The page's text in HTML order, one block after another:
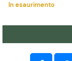
In esaurimento